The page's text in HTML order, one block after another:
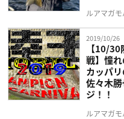
ルアマガ
2019/10/26
【10/
戦】憧
カッパ
佐々木
ジ！！
ルアマガ